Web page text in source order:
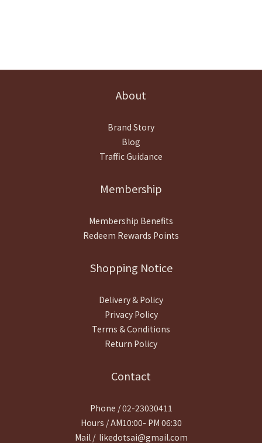
About
Brand Story
Blog
Traffic Guidance
Membership
Membership Benefits
Redeem Rewards Points
Shopping Notice
Delivery & Policy
Privacy Policy
Terms & Conditions
Return Policy
Contact
Phone / 02-23030411
Hours / AM10:00- PM 06:30
Mail / likedotsai@gmail.com